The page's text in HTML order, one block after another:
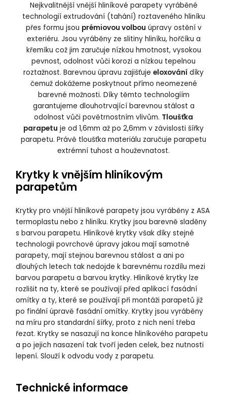
Nejkvalitnější vnější hliníkové parapety vyráběné
technologií extrudování (tahání) roztaveného hliníku
přes formu jsou prémiovou volbou úpravy ostění v
exteriéru. Jsou vyráběny ze slitiny hliníku, hořčíku a
křemíku což jim zaručuje nízkou hmotnost, vysokou
pevnost, odolnost vůči korozi a nízkou tepelnou
roztažnost. Barevnou úpravu zajišťuje eloxování díky
čemuž dokážeme poskytnout přímo neomezené
barevné možnosti. Díky těmto technologiím
garantujeme dlouhotrvající barevnou stálost a
odolnost vůči povětrnostním vlivům. Tloušťka
parapetu je od 1,6mm až po 2,6mm v závislosti šířky
parapetu. Právě tloušťka materiálu zaručuje parapetu
extrémní tuhost a houževnatost.
Krytky k vnějším hliníkovým
parapetům
Krytky pro vnější hliníkové parapety jsou vyráběny z ASA
termoplastu nebo z hliníku. Krytky jsou barevně sladěny
s barvou parapetu. Hliníkové krytky však díky stejné
technologii povrchové úpravy jakou mají samotné
parapety, mají stejnou barevnou stálost a ani po
dlouhých letech tak nedojde k barevnému rozdílu mezi
barvou parapetu a barvou krytky. Hliníkové krytky lze
rozlišit na ty, které se používají před aplikací fasádní
omítky a ty, které se používají při montáži parapetů již
po finální úpravě fasádní omítky. Krytky jsou vyráběny
na míru pro standardní šířky, proto z nich není třeba
řezat. Krytky se nasazují na konce hliníkového parapetu
a po jejich nasazení tak tvoří jeden celek, bez nutnosti
lepení. Slouží k odvodu vody z parapetu.
Technické informace